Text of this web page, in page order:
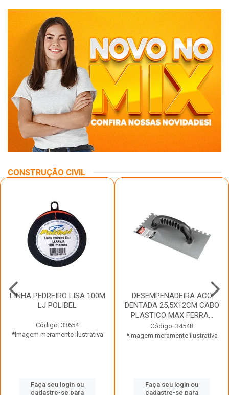
CONSTRUÇÃO CIVIL
LINHA PEDREIRO LISA 100M
LJ POLIBEL
Código: 33654
*Imagem meramente ilustrativa
Faça seu login ou
cadastre-se para
DESEMPENADEIRA ACO
DENTADA 25,5X12CM CABO
PLASTICO MAX FERRA...
Código: 34548
*Imagem meramente ilustrativa
Faça seu login ou
cadastre-se para